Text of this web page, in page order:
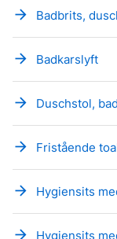
arrow_forward Badbrits,
arrow_forward Badkarslyft
arrow_forward Duschstol,
arrow_forward Fristående
arrow_forward Hygiensits
arrow_forward Hygiensits